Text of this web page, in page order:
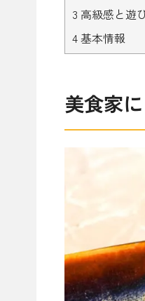
3 高級感と遊
4基本情報
美食家